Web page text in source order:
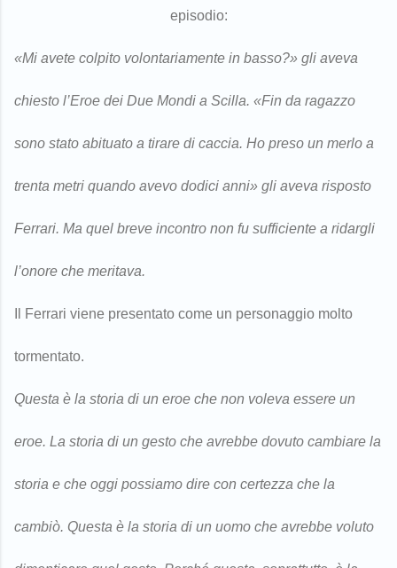
episodio:
«Mi avete colpito volontariamente in basso?» gli aveva
chiesto l’Eroe dei Due Mondi a Scilla. «Fin da ragazzo
sono stato abituato a tirare di caccia. Ho preso un merlo a
trenta metri quando avevo dodici anni» gli aveva risposto
Ferrari. Ma quel breve incontro non fu sufficiente a ridargli
l’onore che meritava.
Il Ferrari viene presentato come un personaggio molto
tormentato.
Questa è la storia di un eroe che non voleva essere un
eroe. La storia di un gesto che avrebbe dovuto cambiare la
storia e che oggi possiamo dire con certezza che la
cambiò. Questa è la storia di un uomo che avrebbe voluto